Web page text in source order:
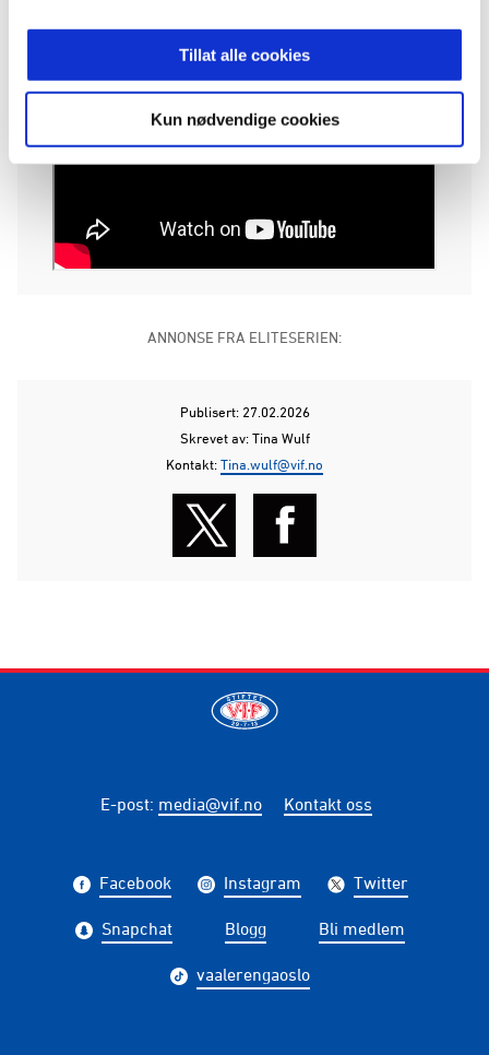
Tillat alle cookies
Kun nødvendige cookies
ANNONSE FRA ELITESERIEN:
Publisert: 27.02.2026
Skrevet av: Tina Wulf
Kontakt:Tina.wulf@vif.no
E-post: media@vif.no Kontakt oss
Facebook Instagram Twitter
Snapchat Blogg Bli medlem
vaalerengaoslo